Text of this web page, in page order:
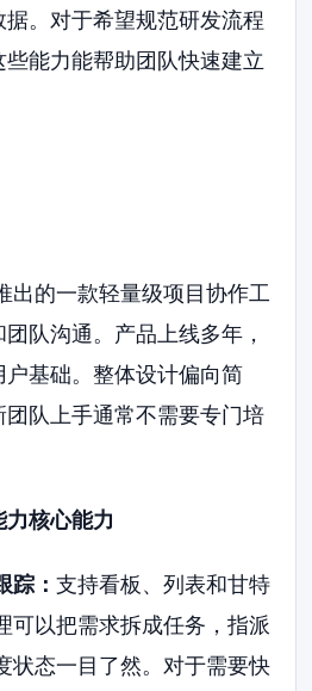
。对于希望规范研发流程
能力能帮助团队快速建立
出的一款轻量级项目协作工
队沟通。产品上线多年，
基础。整体设计偏向简
队上手通常不需要专门培
核心能力
踪： 支持看板、列表和甘特
可以把需求拆成任务，指派
状态一目了然。对于需要快